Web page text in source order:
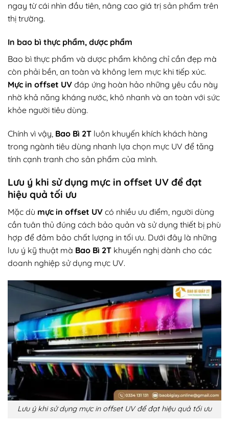
ngay từ cái nhìn đầu tiên, nâng cao giá trị sản phẩm trên
thị trường.
In bao bì thực phẩm, dược phẩm
Bao bì thực phẩm và dược phẩm không chỉ cần đẹp mà
còn phải bền, an toàn và không lem mực khi tiếp xúc.
Mực in offset UV đáp ứng hoàn hảo những yêu cầu này
nhờ khả năng kháng nước, khô nhanh và an toàn với sức
khỏe người tiêu dùng.
Chính vì vậy, Bao Bì 2T luôn khuyến khích khách hàng
trong ngành tiêu dùng nhanh lựa chọn mực UV để tăng
tính cạnh tranh cho sản phẩm của mình.
Lưu ý khi sử dụng mực in offset UV để đạt
hiệu quả tối ưu
Mặc dù mực in offset UV có nhiều ưu điểm, người dùng
cần tuân thủ đúng cách bảo quản và sử dụng thiết bị phù
hợp để đảm bảo chất lượng in tối ưu. Dưới đây là những
lưu ý kỹ thuật mà Bao Bì 2T khuyến nghị dành cho các
doanh nghiệp sử dụng mực UV.
Lưu ý khi sử dụng mực in offset UV để đạt hiệu quả tối ưu